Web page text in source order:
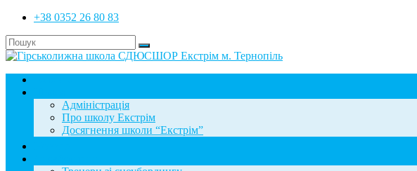
+38 0352 26 80 83
Адміністрація
Про школу Екстрім
Досягнення школи “Екстрім”